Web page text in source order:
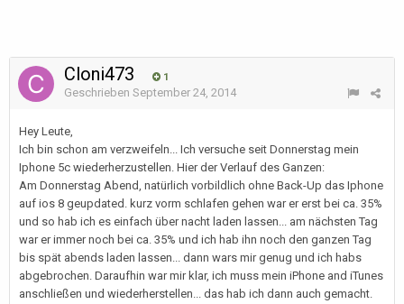
Cloni473 1
Geschrieben September 24, 2014
Hey Leute,
Ich bin schon am verzweifeln... Ich versuche seit Donnerstag mein
Iphone 5c wiederherzustellen. Hier der Verlauf des Ganzen:
Am Donnerstag Abend, natürlich vorbildlich ohne Back-Up das Iphone
auf ios 8 geupdated. kurz vorm schlafen gehen war er erst bei ca. 35%
und so hab ich es einfach über nacht laden lassen... am nächsten Tag
war er immer noch bei ca. 35% und ich hab ihn noch den ganzen Tag
bis spät abends laden lassen... dann wars mir genug und ich habs
abgebrochen. Daraufhin war mir klar, ich muss mein iPhone and iTunes
anschließen und wiederherstellen... das hab ich dann auch gemacht.